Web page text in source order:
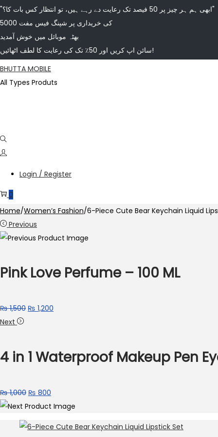
"ابھی ہم ہر چیز پر 50 فیصد تک رعایت دے رہے ہیں، تو انتظار کس بات کا؟"
5000 کی خریداری پر شپنگ فیس مفت
بھٹہ موبائل میں خوش آمدید
سائن اپ کریں اور 50٪ تک کی رعایت کا لطف اٹھائیں!
Skip
to
Skip
to
BHUTTA MOBILE
All Types Produts
Login / Register
0
Home/Women’s Fashion/6-Piece Cute Bear Keychain Liquid
Previous
Pink Love Perfume – 100 ML
₨1,500 Original
₨ 1,500.
₨ 1,200
₨ 1,200.
Next
4 in 1 Waterproof Makeup Pen
₨1,000 Original
price
₨ 1,000.
₨ 800
price
₨ 800.